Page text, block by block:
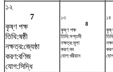
১২
7
কৃষ্ণ পক্ষ
তিথি:ষষ্ঠী
নক্ষত্র:জ্যেষ্ঠা
করণ:বণিজ
যোগ:সিদ্ধি
১৩
8
কৃষ্ণ পক্ষ
তিথি:সপ্তমী
নক্ষত্র:মূলা
করণ:বব
যোগ:বরীয়ান
১৪